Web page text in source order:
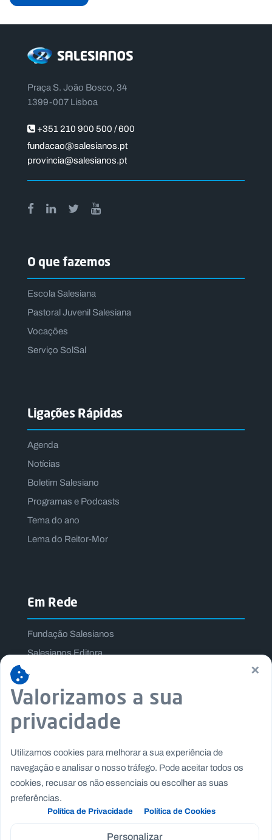
Praça S. João Bosco, 34
1399-007 Lisboa
+351 210 900 500 / 600
fundacao@salesianos.pt
provincia@salesianos.pt
O que fazemos
Escola Salesiana
Pastoral Juvenil Salesiana
Vocações
Serviço SolSal
Ligações Rápidas
Agenda
Notícias
Boletim Salesiano
Programas e Podcasts
Tema do ano
Lema do Reitor-Mor
Em Rede
Fundação Salesianos
Salesianos Editora
Família Salesiana
Missão Dom Bosco
×
Valorizamos a sua
privacidade
Utilizamos cookies para melhorar a sua experiência de
navegação e analisar o nosso tráfego. Pode aceitar todos os
cookies, recusar os não essenciais ou escolher as suas
preferências.
Política de Privacidade Política de Cookies
Personalizar